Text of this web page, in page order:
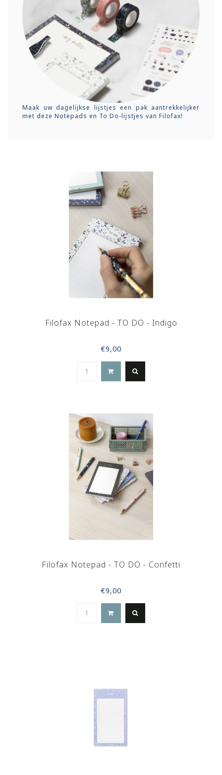
Maak uw dagelijkse lijstjes een pak aantrekkelijker
met deze Notepads en To Do-lijstjes van Filofax!
Filofax Notepad - TO DO - Indigo
€9,00
Filofax Notepad - TO DO - Confetti
€9,00